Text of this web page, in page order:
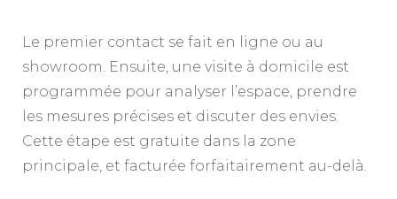
Le premier contact se fait en ligne ou au
showroom. Ensuite, une visite à domicile est
programmée pour analyser l’espace, prendre
les mesures précises et discuter des envies.
Cette étape est gratuite dans la zone
principale, et facturée forfaitairement au-delà.